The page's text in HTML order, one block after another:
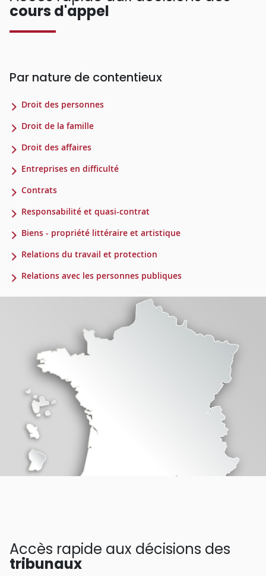
cours d'appel
Par nature de contentieux
Droit des personnes
Droit de la famille
Droit des affaires
Entreprises en difficulté
Contrats
Responsabilité et quasi-contrat
Biens - propriété littéraire et artistique
Relations du travail et protection
Relations avec les personnes publiques
Accès rapide aux décisions des
tribunaux